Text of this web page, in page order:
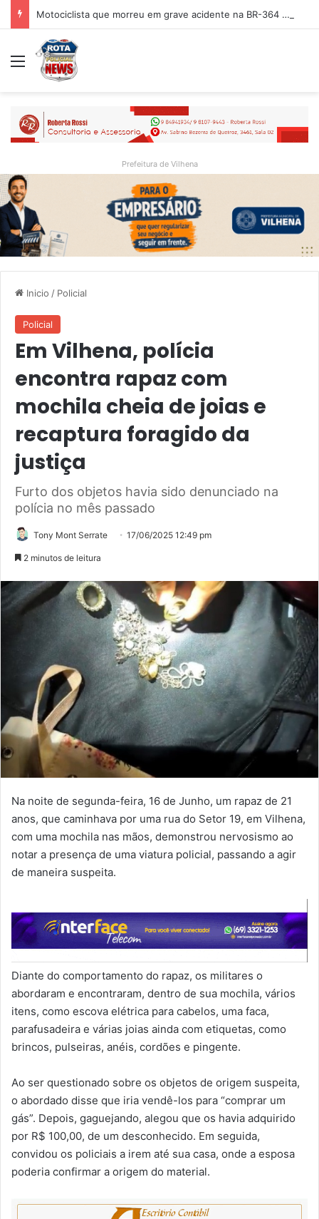
Motociclista que morreu em grave acidente na BR-364 é identificado; família procurava por ele antes de receber a notícia da tragédia
Menu
Prefeitura de Vilhena
Inicio / Policial
Policial
Em Vilhena, polícia
encontra rapaz com
mochila cheia de joias e
recaptura foragido da
justiça
Furto dos objetos havia sido denunciado na
polícia no mês passado
Tony Mont Serrate 17/06/2025 12:49 pm
2 minutos de leitura
Na noite de segunda-feira, 16 de Junho, um rapaz de 21
anos, que caminhava por uma rua do Setor 19, em Vilhena,
com uma mochila nas mãos, demonstrou nervosismo ao
notar a presença de uma viatura policial, passando a agir
de maneira suspeita.
Diante do comportamento do rapaz, os militares o
abordaram e encontraram, dentro de sua mochila, vários
itens, como escova elétrica para cabelos, uma faca,
parafusadeira e várias joias ainda com etiquetas, como
brincos, pulseiras, anéis, cordões e pingente.
Ao ser questionado sobre os objetos de origem suspeita,
o abordado disse que iria vendê-los para “comprar um
gás”. Depois, gaguejando, alegou que os havia adquirido
por R$ 100,00, de um desconhecido. Em seguida,
convidou os policiais a irem até sua casa, onde a esposa
poderia confirmar a origem do material.